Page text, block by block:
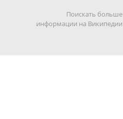
Поискать больше
информации на Википедии